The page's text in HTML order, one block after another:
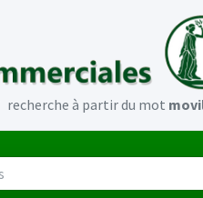
recherche à partir du mot